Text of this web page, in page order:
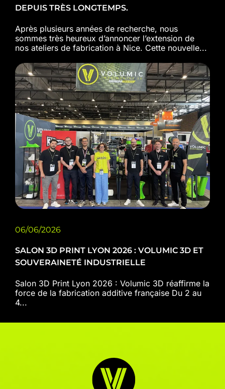
DEPUIS TRÈS LONGTEMPS.
Après plusieurs années de recherche, nous
sommes très heureux d’annoncer l’extension de
nos ateliers de fabrication à Nice. Cette nouvelle...
06/06/2026
SALON 3D PRINT LYON 2026 : VOLUMIC 3D ET
SOUVERAINETÉ INDUSTRIELLE
Salon 3D Print Lyon 2026 : Volumic 3D réaffirme la
force de la fabrication additive française Du 2 au
4...